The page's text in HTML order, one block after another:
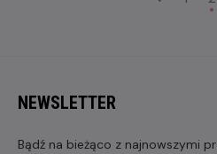
NEWSLETTER
Bądź na bieżąco z najnowszymi